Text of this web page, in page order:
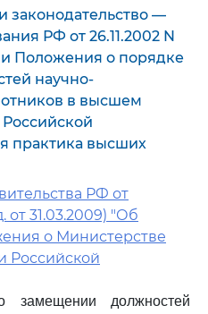
законодательство —
РФ от 26.11.2002 N
Положения о порядке
научно-
в высшем
практика высших
РФ от
от 31.03.2009) "Об
о Министерстве
Российской
замещении должностей